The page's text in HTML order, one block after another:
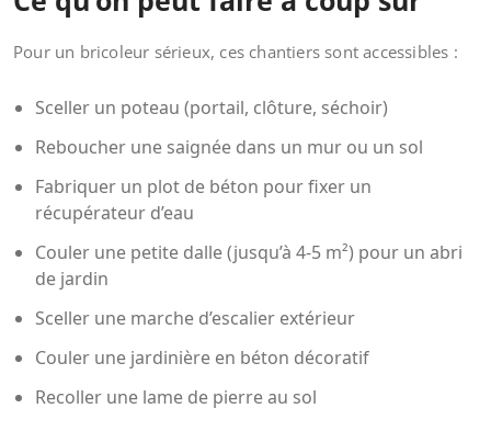
Pour un bricoleur sérieux, ces chantiers sont accessibles :
Sceller un poteau (portail, clôture, séchoir)
Reboucher une saignée dans un mur ou un sol
Fabriquer un plot de béton pour fixer un
récupérateur d’eau
Couler une petite dalle (jusqu’à 4-5 m²) pour un abri
de jardin
Sceller une marche d’escalier extérieur
Couler une jardinière en béton décoratif
Recoller une lame de pierre au sol